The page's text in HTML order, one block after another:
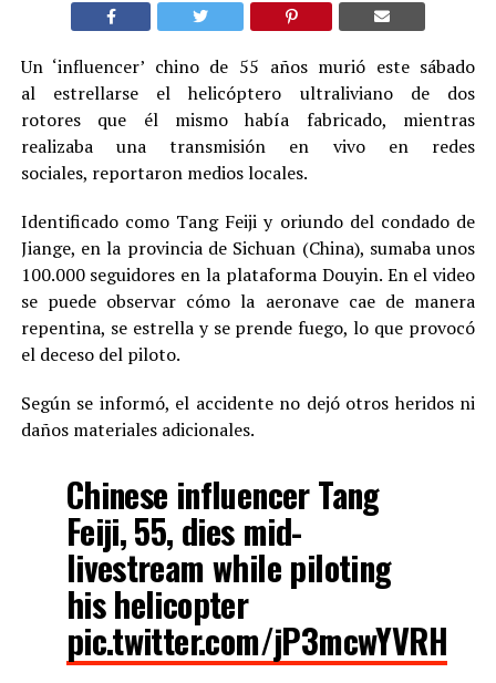
Un ‘influencer’ chino de 55 años murió este sábado
al estrellarse el helicóptero ultraliviano de dos
rotores que él mismo había fabricado, mientras
realizaba una transmisión en vivo en redes
sociales, reportaron medios locales.
Identificado como Tang Feiji y oriundo del condado de
Jiange, en la provincia de Sichuan (China), sumaba unos
100.000 seguidores en la plataforma Douyin. En el video
se puede observar cómo la aeronave cae de manera
repentina, se estrella y se prende fuego, lo que provocó
el deceso del piloto.
Según se informó, el accidente no dejó otros heridos ni
daños materiales adicionales.
Chinese influencer Tang
Feiji, 55, dies mid-
livestream while piloting
his helicopter
pic.twitter.com/jP3mcwYVRH